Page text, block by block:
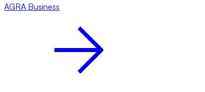
AGRA Business